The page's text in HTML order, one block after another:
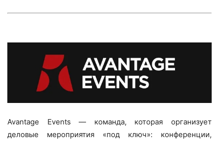
Avantage Events — команда, которая организует
деловые мероприятия «под ключ»: конференции,